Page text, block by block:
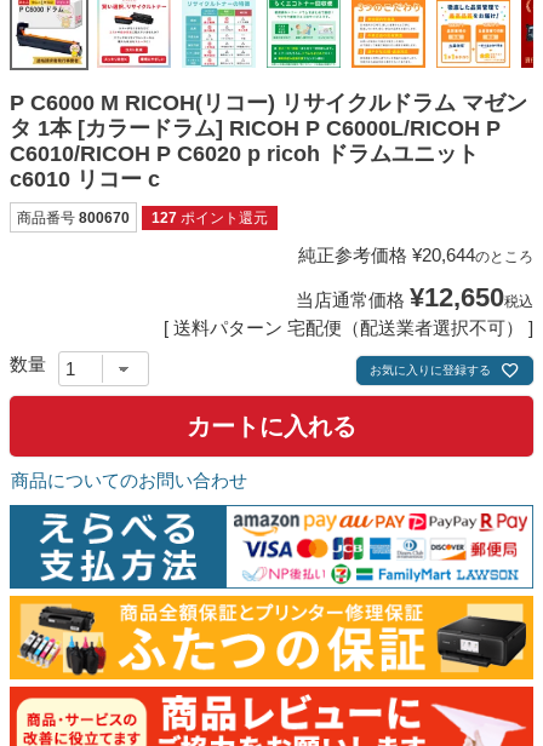
ご利用ガイド
よくある質問
お問い合わせ
会員専用商品
説明書ダウンロード
P C6000 M RICOH(リコー) リサイクルドラム マゼン
タ 1本 [カラードラム] RICOH P C6000L/RICOH P
C6010/RICOH P C6020 p ricoh ドラムユニット
c6010 リコー c
商品番号 800670 127 ポイント還元
純正参考価格 ¥20,644のところ
当店通常価格 ¥12,650税込
送料パターン 宅配便（配送業者選択不可）
お気に入りに登録する
カートに入れる
商品についてのお問い合わせ